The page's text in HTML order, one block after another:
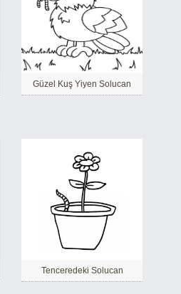
Güzel Kuş Yiyen Solucan
Tenceredeki Solucan